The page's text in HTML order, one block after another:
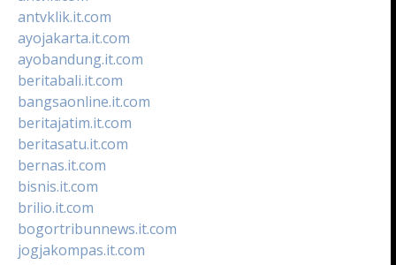
antvklik.it.com
ayojakarta.it.com
ayobandung.it.com
beritabali.it.com
bangsaonline.it.com
beritajatim.it.com
beritasatu.it.com
bernas.it.com
bisnis.it.com
brilio.it.com
bogortribunnews.it.com
jogjakompas.it.com